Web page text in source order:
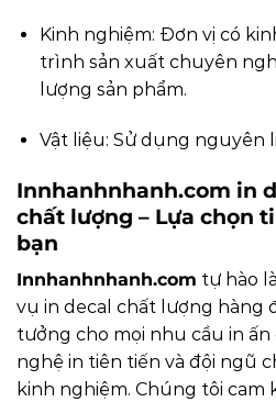
Kinh nghiệm: Đơn vị có
trình sản xuất chuyên
lượng sản phẩm.
Vật liệu: Sử dụng nguyên
Innhanhnhanh.com in
chất lượng – Lựa chọn
bạn
Innhanhnhanh.com tự hào
vụ in decal chất lượng hàng
tưởng cho mọi nhu cầu in ấn
nghệ in tiên tiến và đội ngũ
kinh nghiệm. Chúng tôi